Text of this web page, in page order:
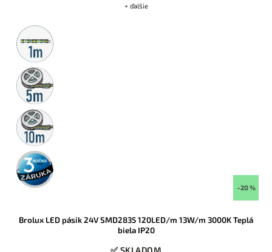
+ ďalšie
Metrážny
predaj
5m
rolka
10m
rolka
3 roky
záruka
–20 %
Brolux LED pásik 24V SMD2835 120LED/m 13W/m 3000K Teplá
biela IP20